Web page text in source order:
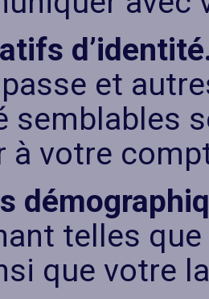
et
semblables
à votre
telles
que votre